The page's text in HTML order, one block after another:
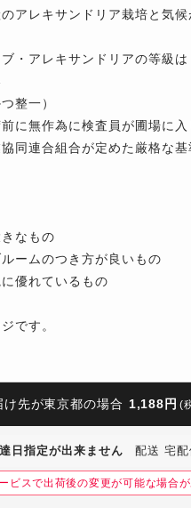
アレキサンドリア栽培と気候
・アレキサンドリアの等級は
整一）
に無作為に検査員が圃場に入
協同連合組合が定めた厳格
なもの
ームのつき方が良いもの
優れているもの
です。
け先が東京都の場合 1,188円 (
日指定が出来ません 配送 宅配
ビスで出荷後の変更が可能な場合